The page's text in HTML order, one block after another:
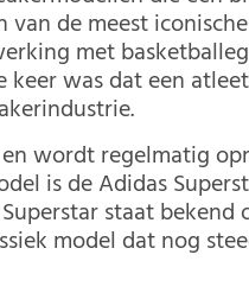
van de meest
met
was dat een
wordt regelmatig
is de Adidas
staat
model dat nog